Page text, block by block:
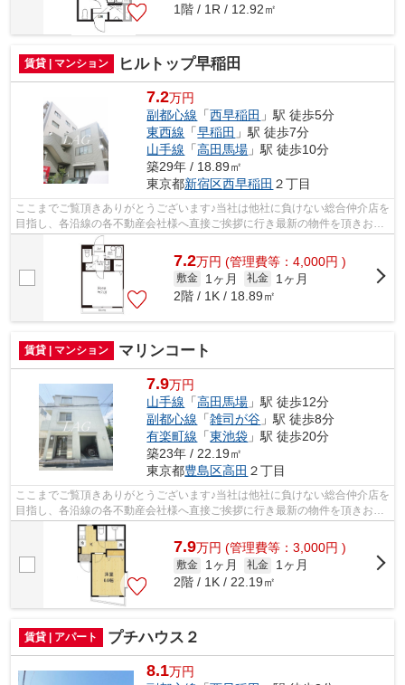
1階 / 1R / 12.92㎡
賃貸 | マンション ヒルトップ早稲田
7.2万円
副都心線 「西早稲田 」駅 徒歩5分
東西線 「早稲田 」駅 徒歩7分
山手線 「高田馬場 」駅 徒歩10分
築29年 / 18.89㎡
東京都新宿区西早稲田 ２丁目
ここまでご覧頂きありがとうございます♪当社は他社に負けない総合仲介店を
目指し、各沿線の各不動産会社様へ直接ご挨拶に行き最新の物件を頂きお客
様へ提供しております！最新の情報は...
7.2万円 (管理費等：4,000円 )
敷金 1ヶ月 礼金
1ヶ月
2階 / 1K / 18.89㎡
賃貸 | マンション マリンコート
7.9万円
山手線 「高田馬場 」駅 徒歩12分
副都心線 「雑司が谷 」駅 徒歩8分
有楽町線 「東池袋 」駅 徒歩20分
築23年 / 22.19㎡
東京都豊島区高田 ２丁目
ここまでご覧頂きありがとうございます♪当社は他社に負けない総合仲介店を
目指し、各沿線の各不動産会社様へ直接ご挨拶に行き最新の物件を頂きお客
様へ提供しております！最新の情報は...
7.9万円 (管理費等：3,000円 )
敷金 1ヶ月 礼金
1ヶ月
2階 / 1K / 22.19㎡
賃貸 | アパート プチハウス２
8.1万円